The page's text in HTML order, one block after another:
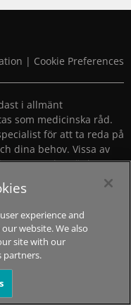
| Cookie Preferences
i allmänt
som medicinska råd.
för att ta reda på
dina behov. Vissa av
som visas är inte
experience and
website. We also
site with our
partners.